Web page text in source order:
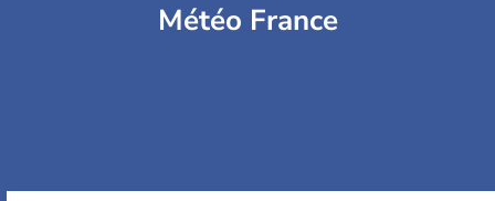
Météo France